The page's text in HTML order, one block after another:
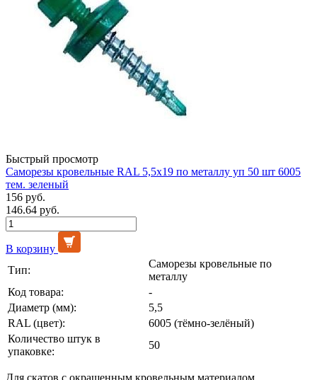
Быстрый просмотр
Саморезы кровельные RAL 5,5х19 по металлу уп 50 шт 6005
тем. зеленый
156 руб.
146.64 руб.
В корзину
Тип:
Саморезы кровельные по
металлу
Код товара:
-
Диаметр (мм):
5,5
RAL (цвет):
6005 (тёмно-зелёный)
Количество штук в
упаковке:
50
Для скатов с окрашенным кровельным материалом,